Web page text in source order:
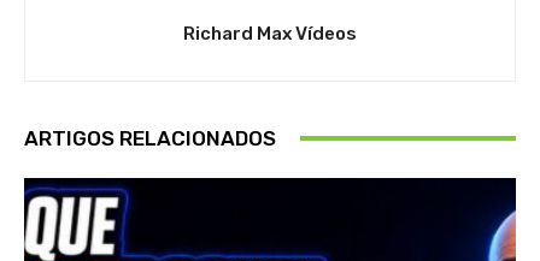
Richard Max Vídeos
ARTIGOS RELACIONADOS